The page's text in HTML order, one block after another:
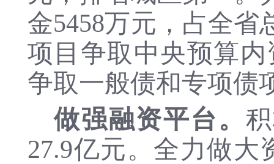
金5458万元，占全省
项目争取中央预算内
争取一般债和专项债
做强融资平台。
27.9亿元。 全力做大